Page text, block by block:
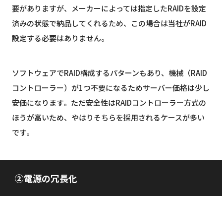
要がありますが、メーカーによっては指定したRAIDを設定
済みの状態で納品してくれるため、この場合は当社がRAID
設定する必要はありません。
ソフトウェアでRAID構成するパターンもあり、機械（RAID
コントローラー）が1つ不要になるためサーバー価格は少し
安価になります。ただ安全性はRAIDコントローラー方式の
ほうが高いため、やはりそちらを採用されるケースが多い
です。
②電源の冗長化